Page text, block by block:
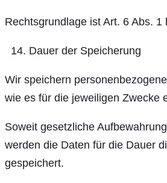
Rechtsgrundlage ist Art. 6 Abs. 1
Dauer der Speicherung
Wir speichern
wie es für die jeweiligen Zwecke
Soweit gesetzliche
werden die Daten für die Dauer
gespeichert.